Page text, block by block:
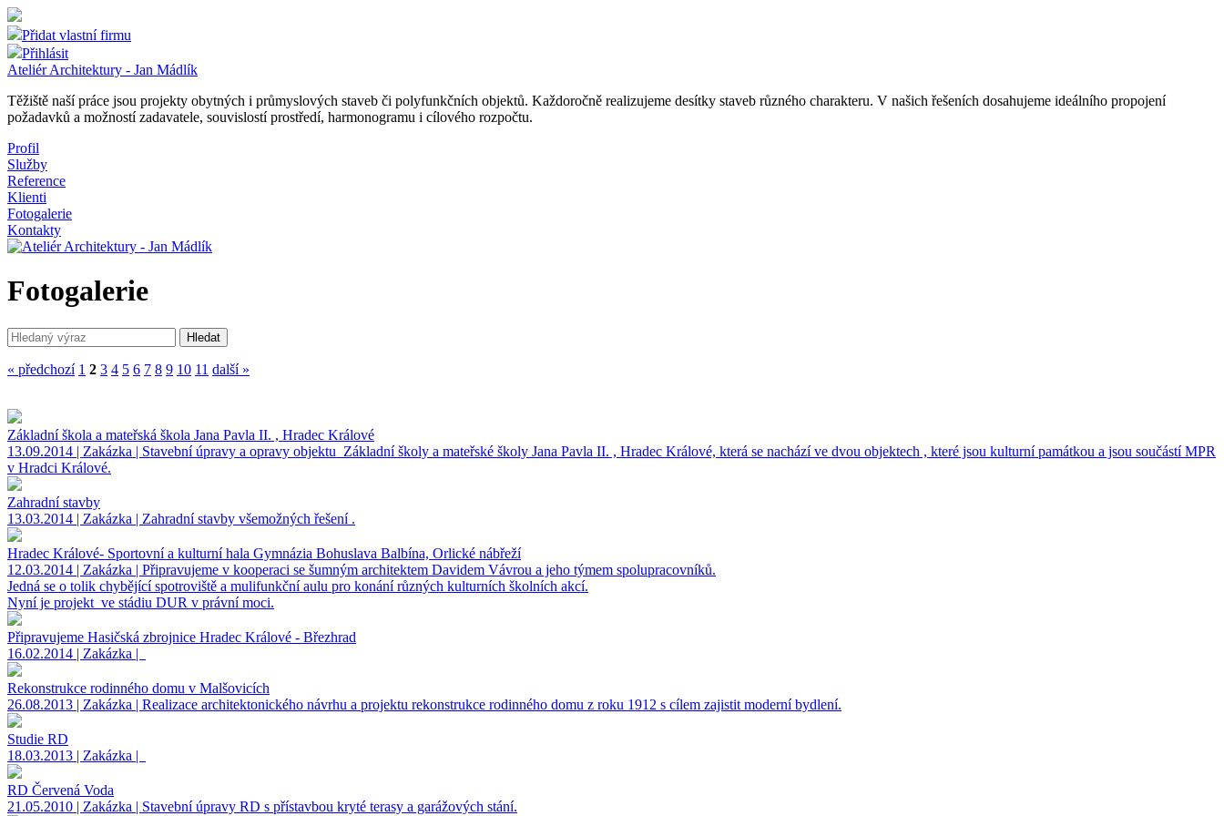
Přidat vlastní firmu
Přihlásit
Ateliér Architektury - Jan Mádlík
Těžiště naší práce jsou projekty obytných i průmyslových staveb či polyfunkčních objektů. Každoročně realizujeme desítky staveb různého charakteru. V našich řešeních dosahujeme ideálního propojení
požadavků a možností zadavatele, souvislostí prostředí, harmonogramu i cílového rozpočtu.
Profil
Služby
Reference
Klienti
Fotogalerie
Kontakty
Fotogalerie
« předchozí 1 2 3 4 5 6 7 8 9 10 11 další »
Základní škola a mateřská škola Jana Pavla II. , Hradec Králové
13.09.2014 | Zakázka | Stavební úpravy a opravy objektu Základní školy a mateřské školy Jana Pavla II. , Hradec Králové, která se nachází ve dvou objektech , které jsou kulturní památkou a jsou součástí MPR
v Hradci Králové.
Zahradní stavby
13.03.2014 | Zakázka | Zahradní stavby všemožných řešení .
Hradec Králové- Sportovní a kulturní hala Gymnázia Bohuslava Balbína, Orlické nábřeží
12.03.2014 | Zakázka | Připravujeme v kooperaci se šumným architektem Davidem Vávrou a jeho týmem spolupracovníků.
Jedná se o tolik chybějící spotroviště a mulifunkční aulu pro konání různých kulturních školních akcí.
Nyní je projekt ve stádiu DUR v právní moci.
Připravujeme Hasičská zbrojnice Hradec Králové - Březhrad
16.02.2014 | Zakázka |
Rekonstrukce rodinného domu v Malšovicích
26.08.2013 | Zakázka | Realizace architektonického návrhu a projektu rekonstrukce rodinného domu z roku 1912 s cílem zajistit moderní bydlení.
Studie RD
18.03.2013 | Zakázka |
RD Červená Voda
21.05.2010 | Zakázka | Stavební úpravy RD s přístavbou kryté terasy a garážových stání.